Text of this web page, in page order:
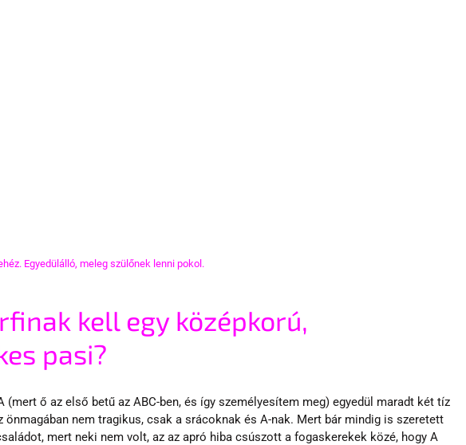
Egyedülálló, meleg szülőnek lenni pokol.
kell egy középkorú,
pasi?
(mert ő az első betű az ABC-ben, és így személyesítem meg) egyedül maradt két tíz
önmagában nem tragikus, csak a srácoknak és A-nak. Mert bár mindig is szeretett
mert neki nem volt, az az apró hiba csúszott a fogaskerekek közé, hogy A